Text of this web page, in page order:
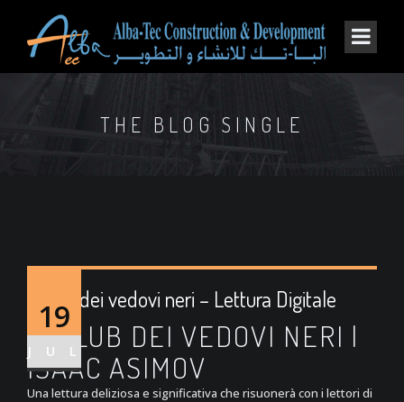
THE BLOG SINGLE
19
JUL
Il club dei vedovi neri – Lettura Digitale
IL CLUB DEI VEDOVI NERI |
ISAAC ASIMOV
Una lettura deliziosa e significativa che risuonerà con i lettori di